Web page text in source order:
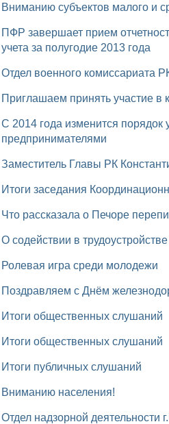
Вниманию субъектов малого и
ПФР завершает прием отчетности по страховым взносам и сведениям персонифицированного
учета за полугодие 2013 года
Отдел военного комиссариата
Приглашаем принять участие в
С 2014 года изменится порядок уплаты страховых взносов индивидуальными
предпринимателями
Заместитель Главы РК
Итоги заседания
Что рассказала о Печоре
О содействии в
Ролевая игра среди молодежи
Поздравляем с Днём
Итоги общественных слушаний
Итоги общественных слушаний
Итоги публичных слушаний
Вниманию населения!
Отдел надзорной